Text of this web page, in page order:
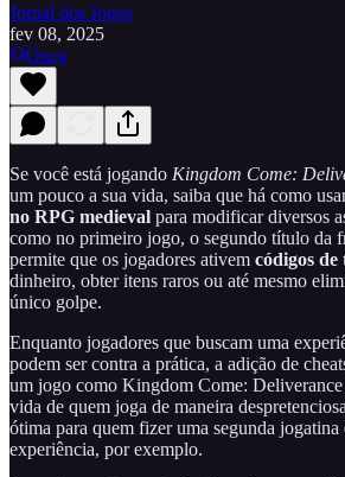
Jornal dos Jogos
fev 08, 2025
Ouça
Se você está jogando Kingdom Come:
um pouco a sua vida, saiba que há como
no RPG medieval para modificar diversos
como no primeiro jogo, o segundo título da
permite que os jogadores ativem códigos de
dinheiro, obter itens raros ou até mesmo
único golpe.
Enquanto jogadores que buscam uma
podem ser contra a prática, a adição de
um jogo como Kingdom Come:
vida de quem joga de maneira
ótima para quem fizer uma segunda jogatina
experiência, por exemplo.